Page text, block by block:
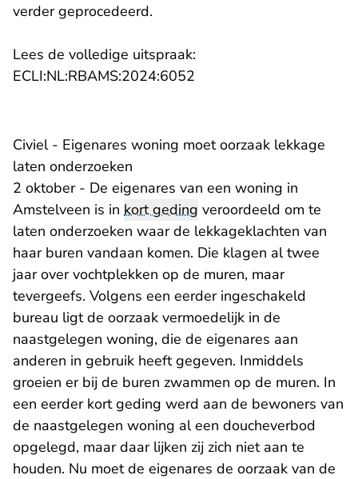
verder geprocedeerd.
Lees de volledige uitspraak:
ECLI:NL:RBAMS:2024:6052
Civiel - Eigenares woning moet oorzaak lekkage
laten onderzoeken
2 oktober - De eigenares van een woning in
Amstelveen is in kort geding veroordeeld om te
laten onderzoeken waar de lekkageklachten van
haar buren vandaan komen. Die klagen al twee
jaar over vochtplekken op de muren, maar
tevergeefs. Volgens een eerder ingeschakeld
bureau ligt de oorzaak vermoedelijk in de
naastgelegen woning, die de eigenares aan
anderen in gebruik heeft gegeven. Inmiddels
groeien er bij de buren zwammen op de muren. In
een eerder kort geding werd aan de bewoners van
de naastgelegen woning al een doucheverbod
opgelegd, maar daar lijken zij zich niet aan te
houden. Nu moet de eigenares de oorzaak van de